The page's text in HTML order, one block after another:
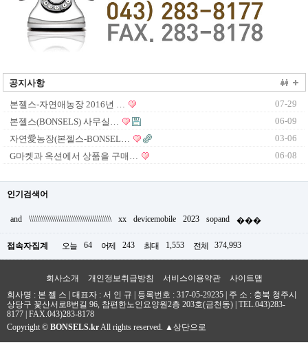
공지사항
본젤스-자연애농장 2016년 …
07-29
본젤스(BONSELS) 사무실…
06-09
자연愛농장(본젤스-BONSEL…
03-06
G마켓과 옥션에서 상품을 구매…
06-08
인기검색어
and \\\\\\\\\\\\\\\\\\\\\\\\\\\\\\\\\\\\\\\\ xx devicemobile 2023 sopand ���
접속자집계 오늘 64 어제 243 최대 1,553 전체 374,993
회사소개 개인정보취급방침 서비스이용약관
사이트맵
회사명 : 본 젤 스 | 대표자 : 서 인 규 | 등록번호 : 317-05-29235 | 주 소 : 충북 청주시
상당구 꽃산서로8번길 96, 참편한노인요양원2층 203호(금천동) | TEL.043)283-
8177 | FAX.043)283-8178
Copyright © BONSELS.kr All rights reserved. ▲상단으로